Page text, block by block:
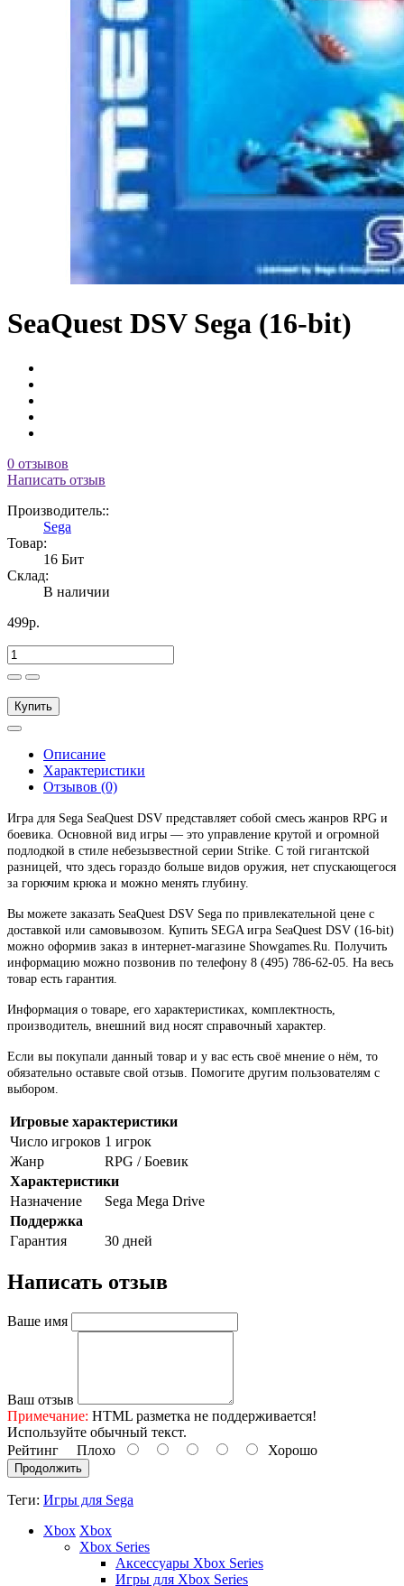
SeaQuest DSV Sega (16-bit)
0 отзывов
Написать отзыв
Производитель::
Sega
Товар:
16 Бит
Склад:
В наличии
499р.
Купить
Описание
Характеристики
Отзывов (0)
Игра для Sega SeaQuest DSV представляет собой смесь жанров RPG и
боевика. Основной вид игры — это управление крутой и огромной
подлодкой в стиле небезызвестной серии Strike. С той гигантской
разницей, что здесь гораздо больше видов оружия, нет спускающегося
за горючим крюка и можно менять глубину.
Вы можете заказать SeaQuest DSV Sega по привлекательной цене с
доставкой или самовывозом. Купить SEGA игра SeaQuest DSV (16-bit)
можно оформив заказ в интернет-магазине Showgames.Ru. Получить
информацию можно позвонив по телефону 8 (495) 786-62-05. На весь
товар есть гарантия.
Информация о товаре, его характеристиках, комплектность,
производитель, внешний вид носят справочный характер.
Если вы покупали данный товар и у вас есть своё мнение о нём, то
обязательно оставьте свой отзыв. Помогите другим пользователям с
выбором.
Игровые характеристики
Число игроков 1 игрок
Жанр
RPG / Боевик
Характеристики
Назначение
Sega Mega Drive
Поддержка
Гарантия
30 дней
Написать отзыв
Ваше имя
Ваш отзыв
Примечание: HTML разметка не поддерживается!
Используйте обычный текст.
Рейтинг Плохо Хорошо
Продолжить
Теги: Игры для Sega
Xbox Xbox
Xbox Series
Аксессуары Xbox Series
Игры для Xbox Series